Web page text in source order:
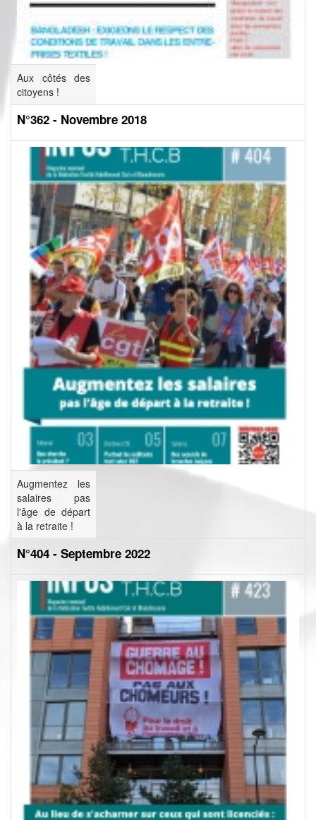
Aux côtés des
citoyens !
N°362 - Novembre 2018
Augmentez les
salaires pas
l'âge de départ
à la retraite !
N°404 - Septembre 2022